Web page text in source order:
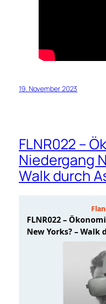
19. November 2023
FLNR022 –
Niedergang
Walk durch